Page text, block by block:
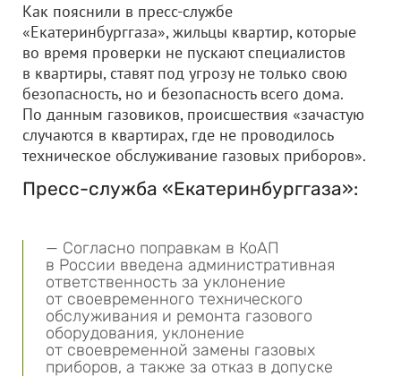
Как пояснили в пресс-службе
«Екатеринбурггаза», жильцы квартир, которые
во время проверки не пускают специалистов
в квартиры, ставят под угрозу не только свою
безопасность, но и безопасность всего дома.
По данным газовиков, происшествия «зачастую
случаются в квартирах, где не проводилось
техническое обслуживание газовых приборов».
Пресс-служба «Екатеринбурггаза»:
— Согласно поправкам в КоАП
в России введена административная
ответственность за уклонение
от своевременного технического
обслуживания и ремонта газового
оборудования, уклонение
от своевременной замены газовых
приборов, а также за отказ в допуске